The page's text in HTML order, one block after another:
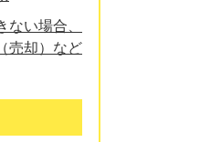
ない場合、
売却）など